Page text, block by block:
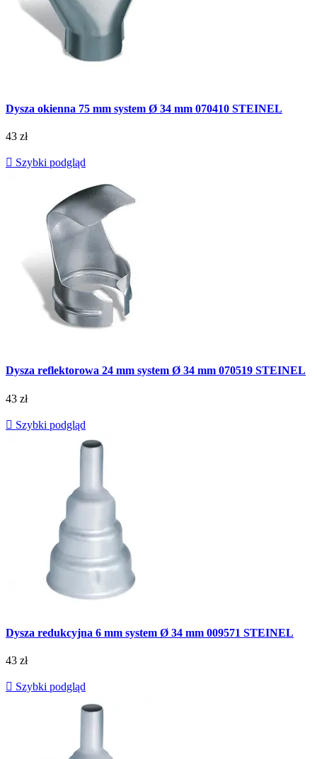
Dysza okienna 75 mm system Ø 34 mm 070410 STEINEL
43 zł
 Szybki podgląd
Dysza reflektorowa 24 mm system Ø 34 mm 070519 STEINEL
43 zł
 Szybki podgląd
Dysza redukcyjna 6 mm system Ø 34 mm 009571 STEINEL
43 zł
 Szybki podgląd